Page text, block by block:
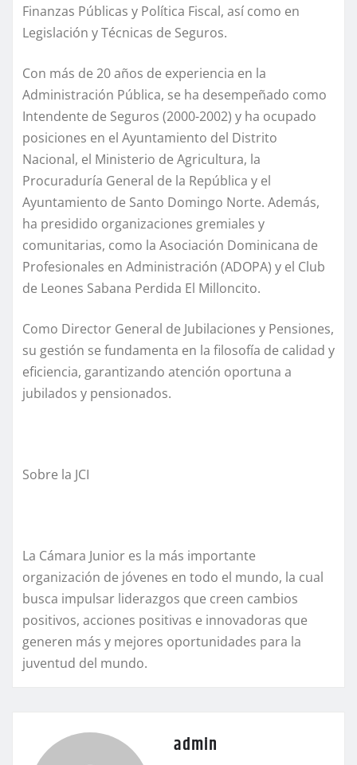
Finanzas Públicas y Política Fiscal, así como en
Legislación y Técnicas de Seguros.
Con más de 20 años de experiencia en la
Administración Pública, se ha desempeñado como
Intendente de Seguros (2000-2002) y ha ocupado
posiciones en el Ayuntamiento del Distrito
Nacional, el Ministerio de Agricultura, la
Procuraduría General de la República y el
Ayuntamiento de Santo Domingo Norte. Además,
ha presidido organizaciones gremiales y
comunitarias, como la Asociación Dominicana de
Profesionales en Administración (ADOPA) y el Club
de Leones Sabana Perdida El Milloncito.
Como Director General de Jubilaciones y Pensiones,
su gestión se fundamenta en la filosofía de calidad y
eficiencia, garantizando atención oportuna a
jubilados y pensionados.
Sobre la JCI
La Cámara Junior es la más importante
organización de jóvenes en todo el mundo, la cual
busca impulsar liderazgos que creen cambios
positivos, acciones positivas e innovadoras que
generen más y mejores oportunidades para la
juventud del mundo.
admin